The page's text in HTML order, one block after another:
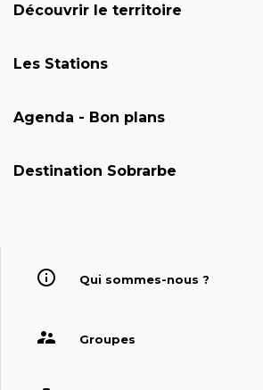
Découvrir le territoire
Les Stations
Agenda - Bon plans
Destination Sobrarbe
Qui sommes-nous ?
Groupes